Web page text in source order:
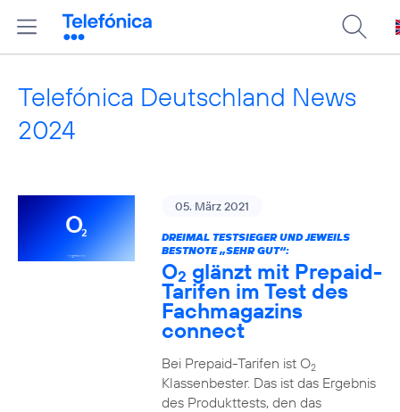
Telefónica Deutschland News
2024
05. März 2021
DREIMAL TESTSIEGER UND JEWEILS
BESTNOTE „SEHR GUT“:
O2 glänzt mit Prepaid-
Tarifen im Test des
Fachmagazins
connect
Bei Prepaid-Tarifen ist O2
Klassenbester. Das ist das Ergebnis
des Produkttests, den das